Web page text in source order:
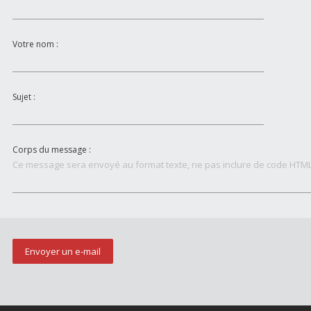
Votre nom :
Sujet :
Corps du message :
Ce message sera envoyé au format texte, ne pas inclure de code